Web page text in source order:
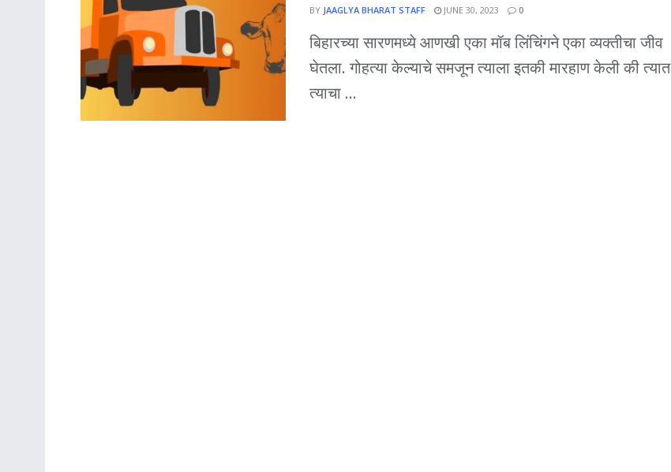
BY JAAGLYA BHARAT STAFF JUNE 30, 2023 0
बिहारच्या सारणमध्ये आणखी एका मॉब लिंचिंगने एका व्यक्तीचा जीव
घेतला. गोहत्या केल्याचे समजून त्याला इतकी मारहाण केली की त्यात
त्याचा ...